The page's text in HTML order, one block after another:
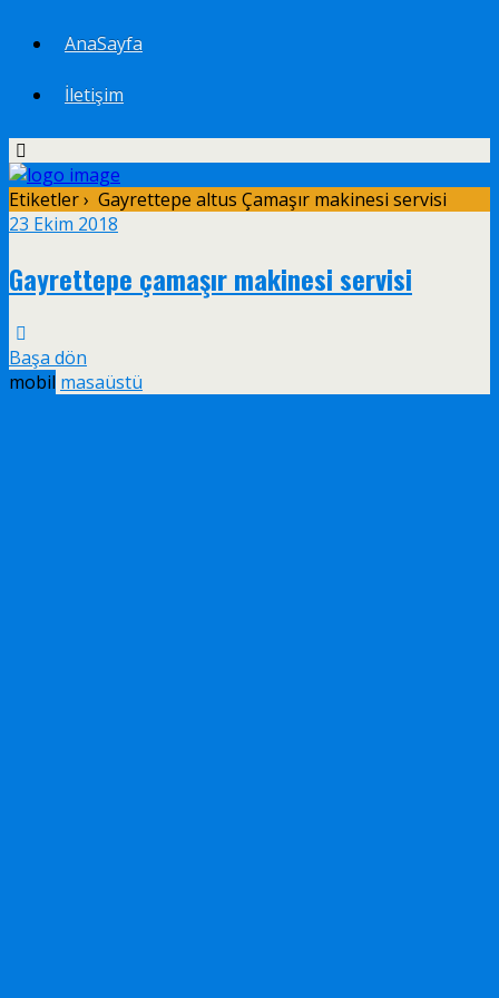
AnaSayfa
İletişim
Etiketler › Gayrettepe altus Çamaşır makinesi servisi
23 Ekim 2018
Gayrettepe çamaşır makinesi servisi
Başa dön
mobil masaüstü